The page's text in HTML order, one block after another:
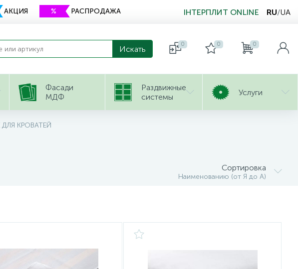
АКЦИЯ % РАСПРОДАЖА ІНТЕРПЛИТ ONLINE RU/UA
0 0 0
Фасади
МДФ
Раздвижные
системы
Услуги
КРОВАТЕЙ
Сортировка
Наименованию (от Я до А)